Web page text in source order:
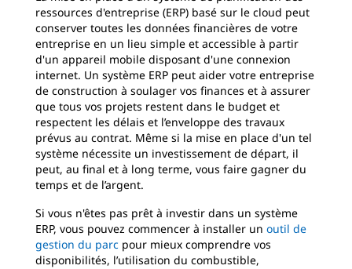
ressources d'entreprise (ERP) basé sur le cloud peut
conserver toutes les données financières de votre
entreprise en un lieu simple et accessible à partir
d'un appareil mobile disposant d'une connexion
internet. Un système ERP peut aider votre entreprise
de construction à soulager vos finances et à assurer
que tous vos projets restent dans le budget et
respectent les délais et l’enveloppe des travaux
prévus au contrat. Même si la mise en place d'un tel
système nécessite un investissement de départ, il
peut, au final et à long terme, vous faire gagner du
temps et de l’argent.
Si vous n'êtes pas prêt à investir dans un système
ERP, vous pouvez commencer à installer un outil de
gestion du parc pour mieux comprendre vos
disponibilités, l’utilisation du combustible,